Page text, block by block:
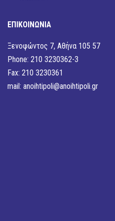
ΕΠΙΚΟΙΝΩΝΙΑ
Ξενοφώντος 7, Αθήνα 105 57
Phone: 210 3230362-3
Fax: 210 3230361
mail: anoihtipoli@anoihtipoli.gr